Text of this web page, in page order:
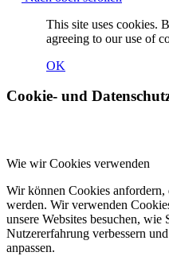
This site uses cookies.
agreeing to our use of
OK
Cookie- und
Wie wir Cookies verwenden
Wir können Cookies
werden. Wir verwenden
unsere Websites besuchen,
Nutzererfahrung verbessern
anpassen.